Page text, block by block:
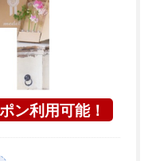
ン利用可能！